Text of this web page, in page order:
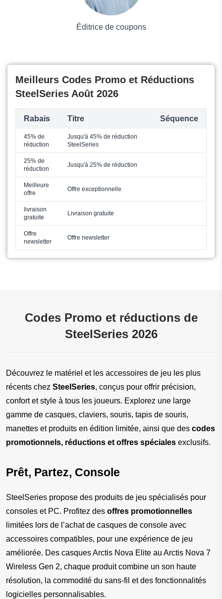
Éditrice de coupons
Meilleurs Codes Promo et Réductions
SteelSeries Août 2026
Rabais Titre Séquence
45% de
réduction
Jusqu'à 45% de réduction
SteelSeries
25% de
réduction
Jusqu'à 25% de réduction
Meilleure
offre
Offre exceptionnelle
livraison
gratuite
Livraison gratuite
Offre
newsletter
Offre newsletter
Codes Promo et réductions de
SteelSeries 2026
Découvrez le matériel et les accessoires de jeu les plus
récents chez SteelSeries, conçus pour offrir précision,
confort et style à tous les joueurs. Explorez une large
gamme de casques, claviers, souris, tapis de souris,
manettes et produits en édition limitée, ainsi que des codes
promotionnels, réductions et offres spéciales exclusifs.
Prêt, Partez, Console
SteelSeries propose des produits de jeu spécialisés pour
consoles et PC. Profitez des offres promotionnelles
limitées lors de l’achat de casques de console avec
accessoires compatibles, pour une expérience de jeu
améliorée. Des casques Arctis Nova Elite au Arctis Nova 7
Wireless Gen 2, chaque produit combine un son haute
résolution, la commodité du sans-fil et des fonctionnalités
logicielles personnalisables.